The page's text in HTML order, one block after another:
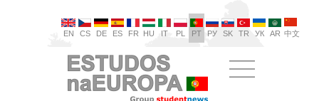
EN CS DE ES FR HU IT PL PT РУ SK TR УК AR 中文